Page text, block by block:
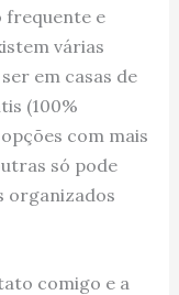
frequente e
várias
em casas de
(100%
com mais
só pode
organizados
comigo e a